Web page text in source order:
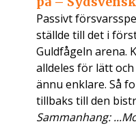
Passivt
ställde till det i
Guldfågeln arena.
alldeles för lätt och
ännu enklare. Så
tillbaks till den
Sammanhang: